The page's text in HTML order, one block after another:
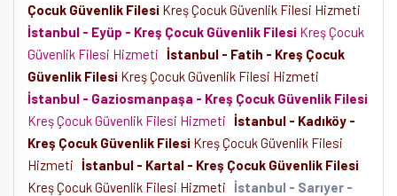
Çocuk Güvenlik Filesi Kreş Çocuk Güvenlik Filesi Hizmeti
İstanbul - Eyüp - Kreş Çocuk Güvenlik Filesi Kreş Çocuk
Güvenlik Filesi Hizmeti İstanbul - Fatih - Kreş Çocuk
Güvenlik Filesi Kreş Çocuk Güvenlik Filesi Hizmeti
İstanbul - Gaziosmanpaşa - Kreş Çocuk Güvenlik Filesi
Kreş Çocuk Güvenlik Filesi Hizmeti İstanbul - Kadıköy -
Kreş Çocuk Güvenlik Filesi Kreş Çocuk Güvenlik Filesi
Hizmeti İstanbul - Kartal - Kreş Çocuk Güvenlik Filesi
Kreş Çocuk Güvenlik Filesi Hizmeti
İstanbul - Sarıyer -